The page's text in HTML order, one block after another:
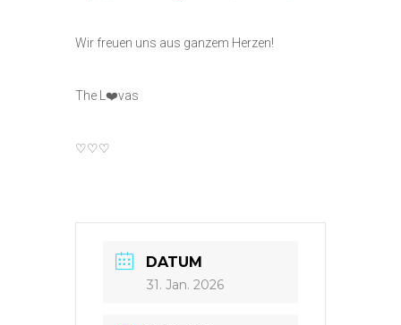
Wir freuen uns aus ganzem Herzen!
The L❤️vas
♡♡♡
DATUM
31. Jan. 2026